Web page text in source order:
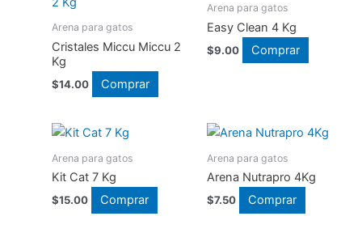
Arena para gatos
Cristales Miccu Miccu 2
Kg
$14.00 Comprar
Arena para gatos
Easy Clean 4 Kg
$9.00 Comprar
Arena para gatos
Kit Cat 7 Kg
$15.00 Comprar
Arena para gatos
Arena Nutrapro 4Kg
$7.50 Comprar